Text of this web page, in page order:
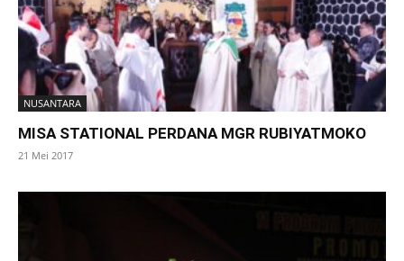
NUSANTARA
MISA STATIONAL PERDANA MGR RUBIYATMOKO
21 Mei 2017